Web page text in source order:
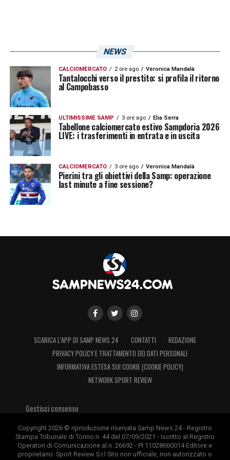
NEWS
CALCIOMERCATO 2 ore ago Veronica Mandalà
Tantalocchi verso il prestito: si profila il ritorno
al Campobasso
ULTIMISSIME SAMP 3 ore ago Elia Serra
Tabellone calciomercato estivo Sampdoria 2026
LIVE: i trasferimenti in entrata e in uscita
CALCIOMERCATO 3 ore ago Veronica Mandalà
Pierini tra gli obiettivi della Samp: operazione
last minute a fine sessione?
SCARICA L’APP DI SAMP NEWS 24 CONTATTI
REDAZIONE
PRIVACY POLICY E TRATTAMENTO DEI DATI PERSONALI
INFORMATIVA ESTESA SUI COOKIE (COOKIE POLICY)
NETWORK SPORT REVIEW
Gestisci consenso
Copyright 2026 © riproduzione riservata Samp News 24 - Registro
Stampa Tribunale di Torino n. 44 del 07/09/2021 - Iscritto al Registro
Operatori di Comunicazione al n. 26692 - PI 11028660014 Editore e
proprietario: Sport Review S.r.l Sito non ufficiale, non autorizzato o